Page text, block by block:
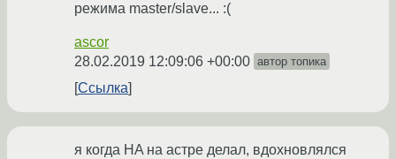
режима master/slave... :(
ascor
28.02.2019 12:09:06 +00:00 автор топика
Ссылка
я когда HA на астре делал, вдохновлялся